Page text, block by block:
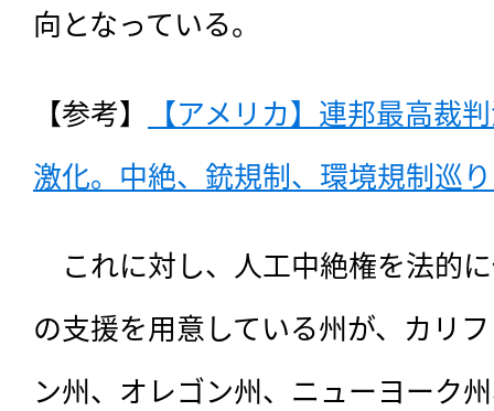
向となっている。
【参考】
【アメリカ】連邦最高裁
激化。中絶、銃規制、環境規制巡
これに対し、人工中絶権を法的
の支援を用意している州が、カリ
ン州、オレゴン州、ニューヨーク